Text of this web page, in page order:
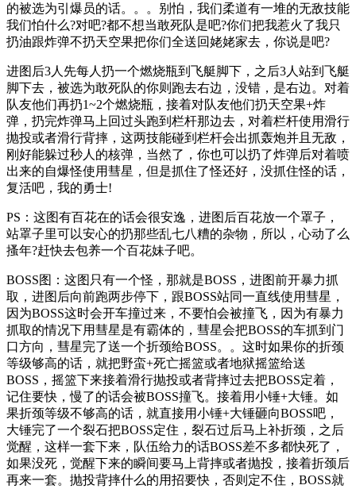
的被选为引爆员的话。。。别怕，我们柔道有一堆的无敌技能
我们怕什么?对吧?都不想当敢死队是吧?你们把我惹火了我只
扔油跟炸弹不扔天空果把你们全送回姥姥家去，你说是吧?
进图后3人先每人扔一个燃烧瓶到飞艇脚下，之后3人站到飞艇
脚下去，被选为敢死队的你则跑去右边，没错，是右边。对着
队友他们再扔1~2个燃烧瓶，接着对队友他们扔天空果+炸
弹，扔完炸弹马上回过头跑到栏杆那边去，对着栏杆使用滑行
抛投或者滑行背摔，这两技能碰到栏杆会出抓轰炮并且无敌，
刚好能躲过秒人的核弹，当然了，你也可以扔了炸弹后对着喷
出来的自爆怪使用彗星，但是抓住了怪还好，没抓住怪的话，
复活吧，我的勇士!
PS：这图有百花在的话会很安逸，进图后百花放一个罩子，
站罩子里可以安心的扔那些乱七八糟的杂物，所以，心动了么
搔年?赶快去包养一个百花妹子吧。
BOSS图：这图只有一个怪，那就是BOSS，进图前开暴力抓
取，进图后向前跑两步停下，跟BOSS站同一直线使用彗星，
因为BOSS这时会开车撞过来，不要怕会被撞飞，因为有暴力
抓取的情况下用彗星是有霸体的，彗星会把BOSS的车抓到门
口方向，彗星完了送一个折颈给BOSS。。这时如果你的折颈
等级够高的话，就把野蛮+死亡摇篮或者地狱摇篮给送
BOSS，摇篮下来接着滑行抛投或者背摔过去把BOSS定着，
记住要快，慢了的话会被BOSS撞飞。接着用小锤+大锤。如
果折颈等级不够高的话，就直接用小锤+大锤砸向BOSS吧，
大锤完了一个裂石把BOSS定住，裂石过后马上补折颈，之后
觉醒，这样一套下来，队伍给力的话BOSS差不多都快死了，
如果没死，觉醒下来的瞬间要马上背摔或者抛投，接着折颈后
再来一套。抛投背摔什么的用招要快，否则定不住，BOSS就